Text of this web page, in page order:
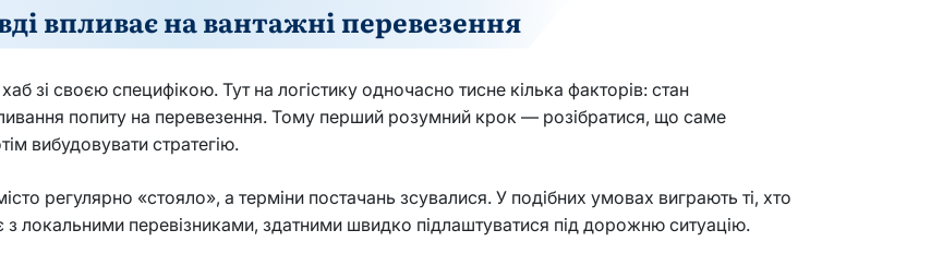
впливає на вантажні перевезення
зі своєю специфікою. Тут на логістику одночасно тисне кілька факторів: стан
попиту на перевезення. Тому перший розумний крок — розібратися, що саме
вибудовувати стратегію.
регулярно «стояло», а терміни постачань зсувалися. У подібних умовах виграють ті, хто
локальними перевізниками, здатними швидко підлаштуватися під дорожню ситуацію.